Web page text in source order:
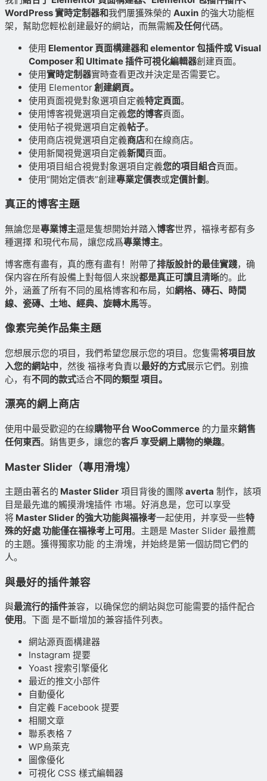
WordPress 實時定制器和我們屢獲殊榮的 Auxin 的強大功能框
架，幫助您輕松創建最好的網站，而無需觸及任何代碼。
使用 Elementor 頁面構建器和 elementor 包插件或 Visual
Composer 和 Ultimate 插件可視化編輯器創建頁面。
使用實時定制器實時查看更改并決定是否需要它。
使用 Elementor創建網頁。
使用頁面視覺對象選項自定義特定頁面。
使用博客視覺選項自定義您的博客頁面。
使用帖子視覺選項自定義帖子。
使用商店視覺選項自定義商店和在線商店。
使用新聞視覺選項自定義新聞頁面。
使用項目組合視覺對象選項自定義您的項目組合頁面。
使用“開始定價表”創建專業定價表或定價計劃。
真正的博客主題
無論您是專業博主還是隻想開始并踏入博客世界，福祿考都有多
種選擇 和現代布局，讓您成爲專業博主。
博客應有盡有，真的應有盡有！附帶了排版設計的最佳實踐，确
保内容在所有設備上對每個人來說都是真正可讀且清晰的。此
外，涵蓋了所有不同的風格博客和布局，如網格、磚石、時間
線、瓷磚、土地、經典、旋轉木馬等。
像素完美作品集主題
您想展示您的項目，我們希望您展示您的項目。您隻需将項目放
入您的網站中，然後 福祿考負責以最好的方式展示它們。别擔
心，有不同的款式适合不同的類型 項目。
漂亮的網上商店
使用中最受歡迎的在線購物平台 WooCommerce 的力量來銷售
任何東西。銷售更多，讓您的客戶 享受網上購物的樂趣。
Master Slider（專用滑塊）
主題由著名的 Master Slider 項目背後的團隊averta 制作，該項
目是最先進的觸摸滑塊插件 市場。好消息是，您可以享受
将 Master Slider 的強大功能與福祿考一起使用，并享受一些特
殊的好處 功能僅在福祿考上可用。主題是 Master Slider 最推薦
的主題。獲得獨家功能 的主滑塊，并始終是第一個訪問它們的
人。
與最好的插件兼容
與最流行的插件兼容，以确保您的網站與您可能需要的插件配合
使用。下面 是不斷增加的兼容插件列表。
網站源頁面構建器
Instagram 提要
Yoast 搜索引擎優化
最近的推文小部件
自動優化
自定義 Facebook 提要
相關文章
聯系表格 7
WP烏萊克
圖像優化
可視化 CSS 樣式編輯器